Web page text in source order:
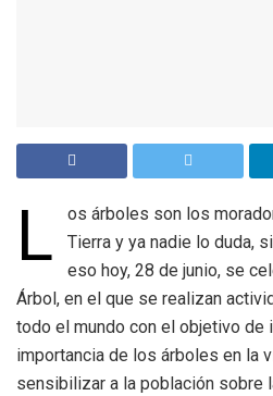
L
os árboles son los
Tierra y ya nadie lo duda,
eso hoy, 28 de junio, se
Árbol, en el que se realizan
todo el mundo con el objetivo de
importancia de los árboles en la
sensibilizar a la población sobre